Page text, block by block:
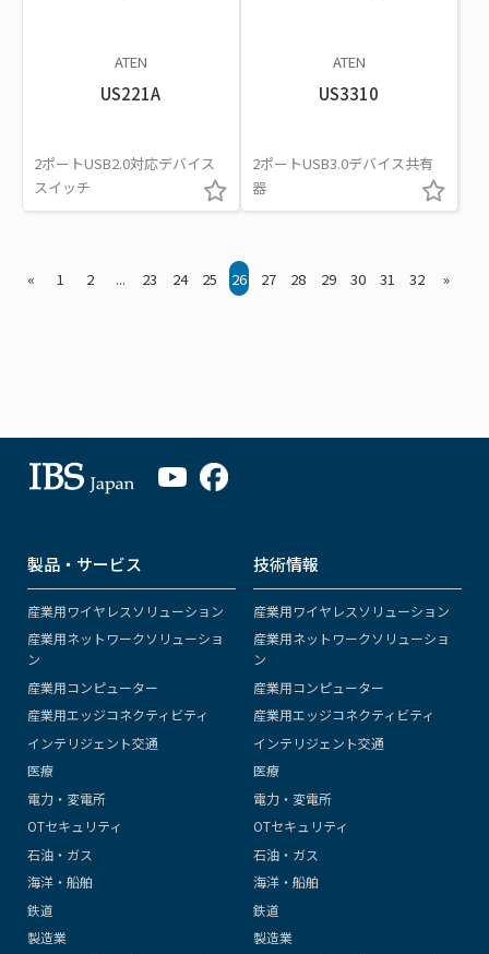
ATEN
US221A
2ポートUSB2.0対応デバイス
スイッチ
ATEN
US3310
2ポートUSB3.0デバイス共有
器
« 1 2 ... 23 24 25 26 27 28 29 30 31 32 »
製品・サービス
産業用ワイヤレスソリューション
産業用ネットワークソリューショ
ン
産業用コンピューター
産業用エッジコネクティビティ
インテリジェント交通
医療
電力・変電所
OTセキュリティ
石油・ガス
海洋・船舶
鉄道
製造業
技術情報
産業用ワイヤレスソリューション
産業用ネットワークソリューショ
ン
産業用コンピューター
産業用エッジコネクティビティ
インテリジェント交通
医療
電力・変電所
OTセキュリティ
石油・ガス
海洋・船舶
鉄道
製造業